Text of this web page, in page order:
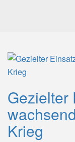
Gezielter
Krieg